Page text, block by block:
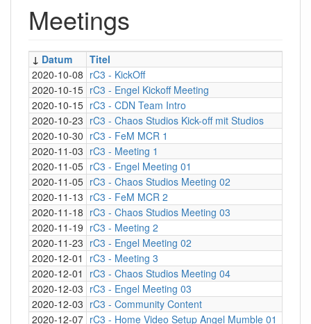
Meetings
↓ Datum Titel
2020-10-08 rC3 - KickOff
2020-10-15 rC3 - Engel Kickoff Meeting
2020-10-15 rC3 - CDN Team Intro
2020-10-23 rC3 - Chaos Studios Kick-off mit Studios
2020-10-30 rC3 - FeM MCR 1
2020-11-03 rC3 - Meeting 1
2020-11-05 rC3 - Engel Meeting 01
2020-11-05 rC3 - Chaos Studios Meeting 02
2020-11-13 rC3 - FeM MCR 2
2020-11-18 rC3 - Chaos Studios Meeting 03
2020-11-19 rC3 - Meeting 2
2020-11-23 rC3 - Engel Meeting 02
2020-12-01
rC3 - Meeting 3
2020-12-01
rC3 - Chaos Studios Meeting 04
2020-12-03 rC3 - Engel Meeting 03
2020-12-03 rC3 - Community Content
2020-12-07 rC3 - Home Video Setup Angel Mumble 01